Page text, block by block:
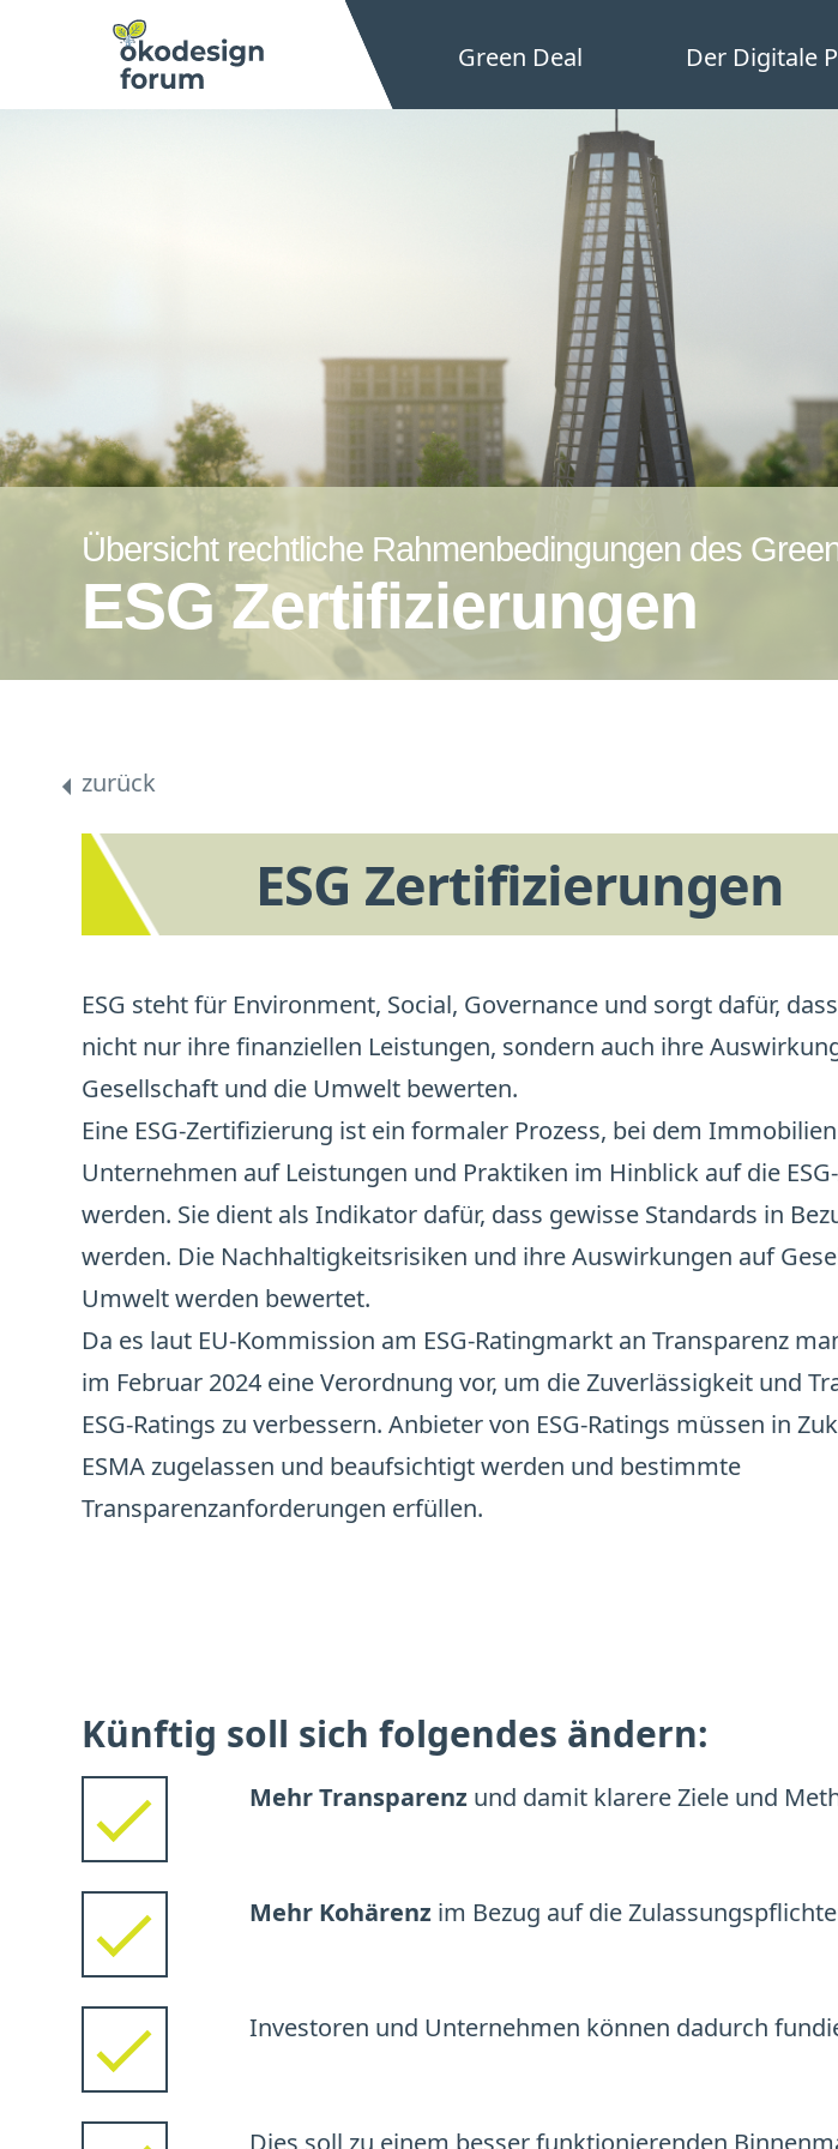
Green Deal Der Digitale
Übersicht rechtliche Rahmenbedingungen des
ESG Zertifizierungen
zurück
ESG Zertifizierungen
ESG steht für Environment, Social, Governance und sorgt dafür,
nicht nur ihre finanziellen Leistungen, sondern auch ihre
Gesellschaft und die Umwelt bewerten.
Eine ESG-Zertifizierung ist ein formaler Prozess, bei dem
Unternehmen auf Leistungen und Praktiken im Hinblick auf die
werden. Sie dient als Indikator dafür, dass gewisse Standards in
werden. Die Nachhaltigkeitsrisiken und ihre Auswirkungen auf
Umwelt werden bewertet.
Da es laut EU-Kommission am ESG-Ratingmarkt an Transparenz
im Februar 2024 eine Verordnung vor, um die Zuverlässigkeit und
ESG-Ratings zu verbessern. Anbieter von ESG-Ratings müssen in
ESMA zugelassen und beaufsichtigt werden und bestimmte
Transparenzanforderungen erfüllen.
Künftig soll sich folgendes ändern:
Mehr Transparenz und damit klarere Ziele und
Mehr Kohärenz im Bezug auf die
Investoren und Unternehmen können dadurch
Dies soll zu einem besser funktionierenden